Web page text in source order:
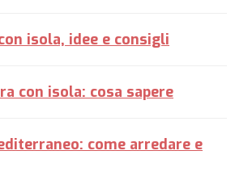
isola, idee e consigli
con isola: cosa sapere
come arredare e